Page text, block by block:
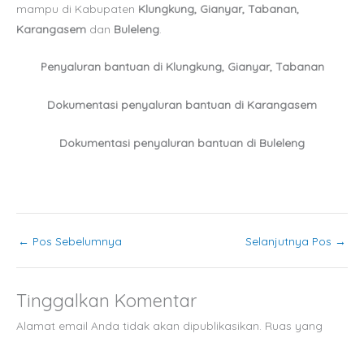
mampu di Kabupaten Klungkung, Gianyar, Tabanan,
Karangasem dan Buleleng
Penyaluran bantuan di Klungkung, Gianyar, Tabanan
Dokumentasi penyaluran bantuan di Karangasem
Dokumentasi penyaluran bantuan di Buleleng
← Pos Sebelumnya Selanjutnya Pos →
Tinggalkan Komentar
Alamat email Anda tidak akan dipublikasikan. Ruas yang